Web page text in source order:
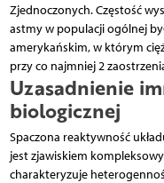
Zjednoczonych. Częstość
astmy w populacji ogólnej
amerykańskim, w którym
przy co najmniej 2
Uzasadnienie
biologicznej
Spaczona reaktywność
jest zjawiskiem
charakteryzuje